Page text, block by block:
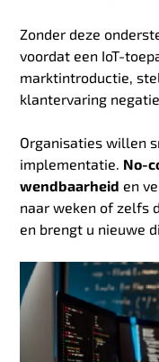
Zonder deze
voordat een IoT-
marktintroductie,
klantervaring
Organisaties willen
implementatie. No-
wendbaarheid en
naar weken of zelfs
en brengt u nieuwe